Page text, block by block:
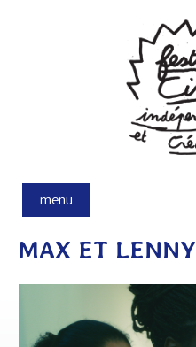
menu
MAX ET LENNY